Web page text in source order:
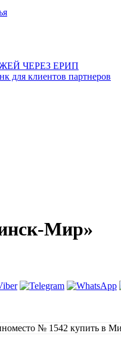
ЧЕРЕЗ ЕРИП
для клиентов партнеров
Мир»